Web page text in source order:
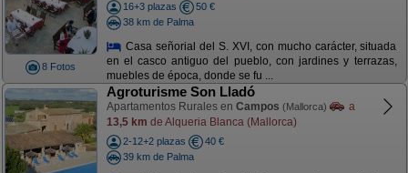
8 Fotos
16+3 plazas
50 €
38 km de Palma
Casa señorial del S. XVI, con mucho carácter, situada
en el casco antiguo del pueblo, con jardines y terrazas,
muebles de época, donde se fu ...
Agroturisme Son Lladó
Apartamentos Rurales en Campos (Mallorca)
a
13,5 km de Alqueria Blanca (Mallorca)
2-12+2 plazas
40 €
39 km de Palma